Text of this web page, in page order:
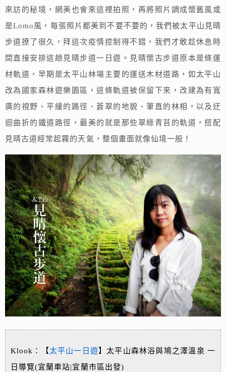
來訪的秘境，網美也會來這裡拍照，再將照片調成懷舊風或
是Lomo風，每張照片都美到不要不要的，我們被太平山見晴
步道撩了很久，拜這次疫情控制得不錯，我們才敢趁休息時
間直接安排這趟見晴步道一日遊。見晴懷古步道原本是條運
材軌道，早期是太平山林場主要的運送木材道路，如太平山
改為國家森林遊樂園區，這條軌道被保留下來，改建為有寬
廣的視野、平緩的路徑、蒼翠的地貌、筆直的林相，以及迂
迴曲折的鐵道路徑，最美的就是那些翠綠青苔的軌道，搭配
見晴古道經常起霧的天氣，整個畫面就像仙境一般！
Klook：【太平山一日遊】太平山森林浴與鳩之澤溫泉 一
日導覽(宜蘭車站|宜蘭市區出發)